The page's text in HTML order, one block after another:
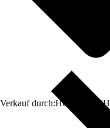
Verkauf durch:HORNBACH